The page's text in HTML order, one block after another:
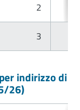
2
3
indirizzo di
26)